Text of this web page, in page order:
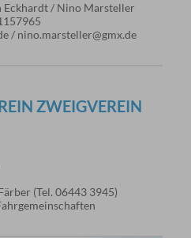
/ Nino Marsteller
/ nino.marsteller@gmx.de
ZWEIGVEREIN
(Tel. 06443 3945)